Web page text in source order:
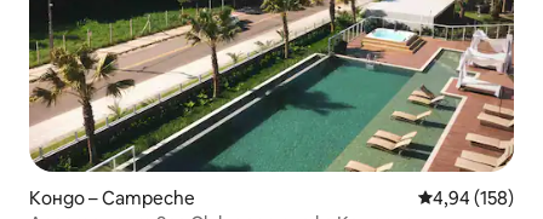
Кондо – Campeche Средна
4,94 (158)